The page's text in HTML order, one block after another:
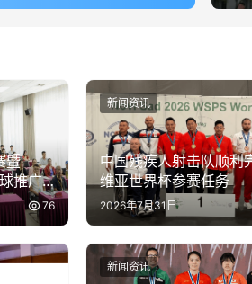
暨
推广
76
中国残疾人射击队顺利
维亚世界杯参赛任务
2026年7月31日
新闻资讯
新闻资讯